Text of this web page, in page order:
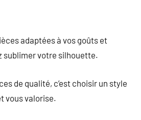
adaptées à vos goûts et
sublimer votre silhouette.
de qualité, c’est choisir un style
vous valorise.